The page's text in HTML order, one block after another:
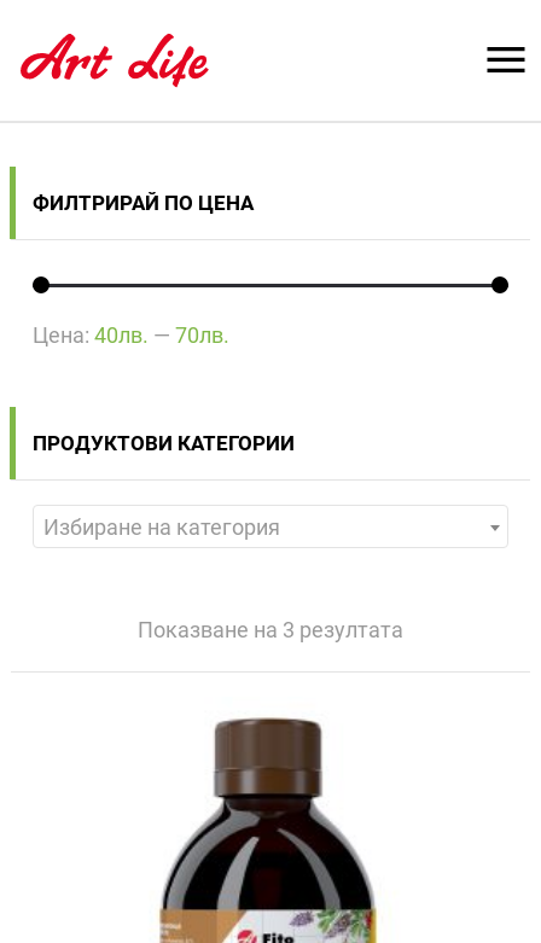
Показване на 3 резултата
ФИЛТРИРАЙ ПО ЦЕНА
Цена: 40лв. — 70лв.
ПРОДУКТОВИ КАТЕГОРИИ
Избиране на категория